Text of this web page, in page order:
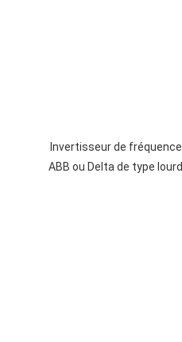
Invertisseur de fréquence
ABB ou Delta de type lourd